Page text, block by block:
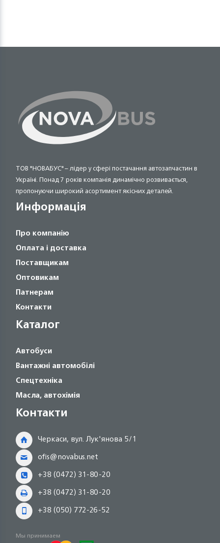
ТОВ "НОВАБУС" – лідер у сфері постачання автозапчастин в
Україні. Понад 7 років компанія динамічно розвивається,
пропонуючи широкий асортимент якісних деталей.
Информація
Про компанію
Оплата і доставка
Поставщикам
Оптовикам
Патнерам
Контакти
Каталог
Автобуси
Вантажні автомобілі
Спецтехніка
Масла, автохімія
Контакти
Черкаси, вул. Лук'янова 5/1
ofis@novabus.net
+38 (0472) 31-80-20
+38 (0472) 31-80-20
+38 (050) 772-26-52
Мы принимаем